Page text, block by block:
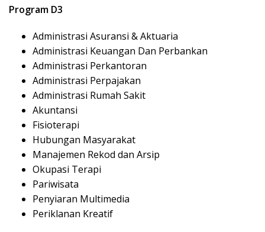
Program D3
Administrasi Asuransi & Aktuaria
Administrasi Keuangan Dan Perbankan
Administrasi Perkantoran
Administrasi Perpajakan
Administrasi Rumah Sakit
Akuntansi
Fisioterapi
Hubungan Masyarakat
Manajemen Rekod dan Arsip
Okupasi Terapi
Pariwisata
Penyiaran Multimedia
Periklanan Kreatif